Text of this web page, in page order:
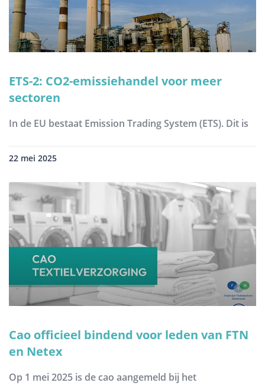
ETS-2: CO2-emissiehandel voor meer
sectoren
In de EU bestaat Emission Trading System (ETS). Dit is
22 mei 2025
Cao officieel bindend voor leden van FTN
en Netex
Op 1 mei 2025 is de cao aangemeld bij het